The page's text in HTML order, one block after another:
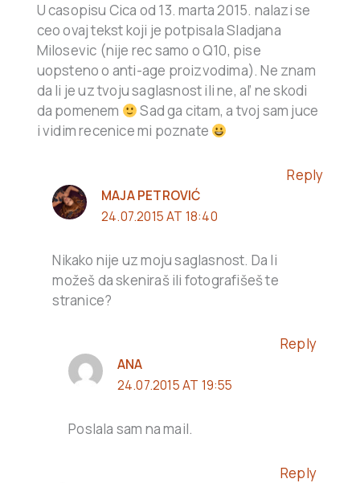
U casopisu Cica od 13. marta 2015. nalazi se
ceo ovaj tekst koji je potpisala Sladjana
Milosevic (nije rec samo o Q10, pise
uopsteno o anti-age proizvodima). Ne znam
da li je uz tvoju saglasnost ili ne, al’ ne skodi
da pomenem
Sad ga citam, a tvoj sam juce
i vidim recenice mi poznate
Reply
MAJA PETROVIĆ
24.07.2015 AT 18:40
Nikako nije uz moju saglasnost. Da li
možeš da skeniraš ili fotografišeš te
stranice?
Reply
ANA
24.07.2015 AT 19:55
Poslala sam na mail.
Reply